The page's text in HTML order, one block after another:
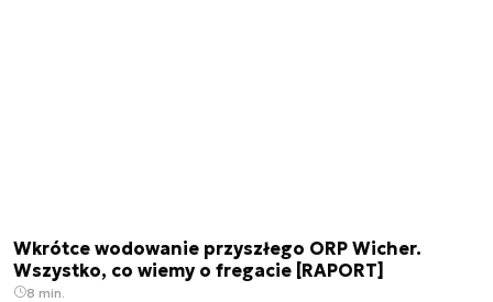
Wkrótce wodowanie przyszłego ORP Wicher.
Wszystko, co wiemy o fregacie [RAPORT]
8 min.